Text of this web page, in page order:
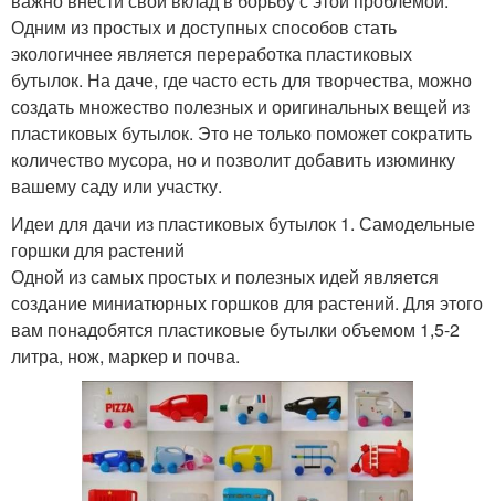
Одним из простых и доступных способов стать
экологичнее является переработка пластиковых
бутылок. На даче, где часто есть для творчества, можно
создать множество полезных и оригинальных вещей из
пластиковых бутылок. Это не только поможет сократить
количество мусора, но и позволит добавить изюминку
вашему саду или участку.
Идеи для дачи из пластиковых бутылок 1. Самодельные
горшки для растений
Одной из самых простых и полезных идей является
создание миниатюрных горшков для растений. Для этого
вам понадобятся пластиковые бутылки объемом 1,5-2
литра, нож, маркер и почва.